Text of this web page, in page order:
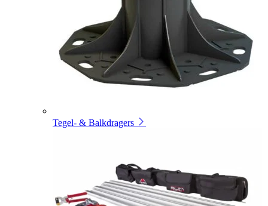
Tegel- & Balkdragers